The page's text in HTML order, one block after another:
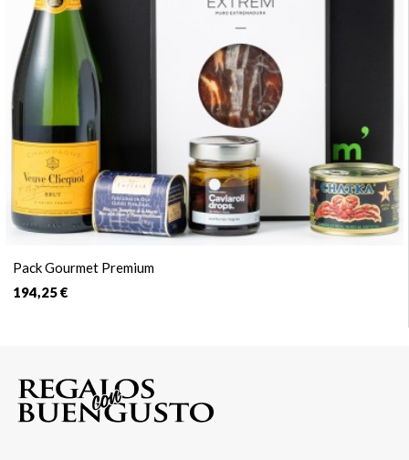
Pack Gourmet Premium
194,25 €